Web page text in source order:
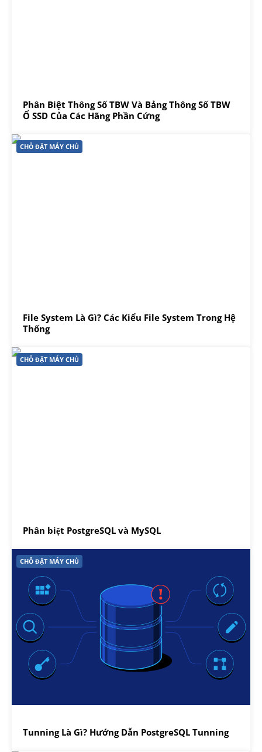
Phân Biệt Thông Số TBW Và Bảng Thông Số TBW
Ổ SSD Của Các Hãng Phần Cứng
CHỖ ĐẶT MÁY CHỦ
File System Là Gì? Các Kiểu File System Trong Hệ
Thống
CHỖ ĐẶT MÁY CHỦ
Phân biệt PostgreSQL và MySQL
CHỖ ĐẶT MÁY CHỦ
Tunning Là Gì? Hướng Dẫn PostgreSQL Tunning